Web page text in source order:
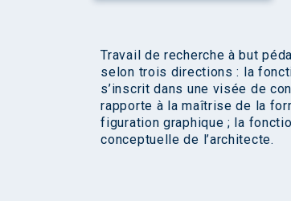
Travail de recherche à but
selon trois directions : la
s’inscrit dans une visée de
rapporte à la maîtrise de la
figuration graphique ; la
conceptuelle de l’architecte.